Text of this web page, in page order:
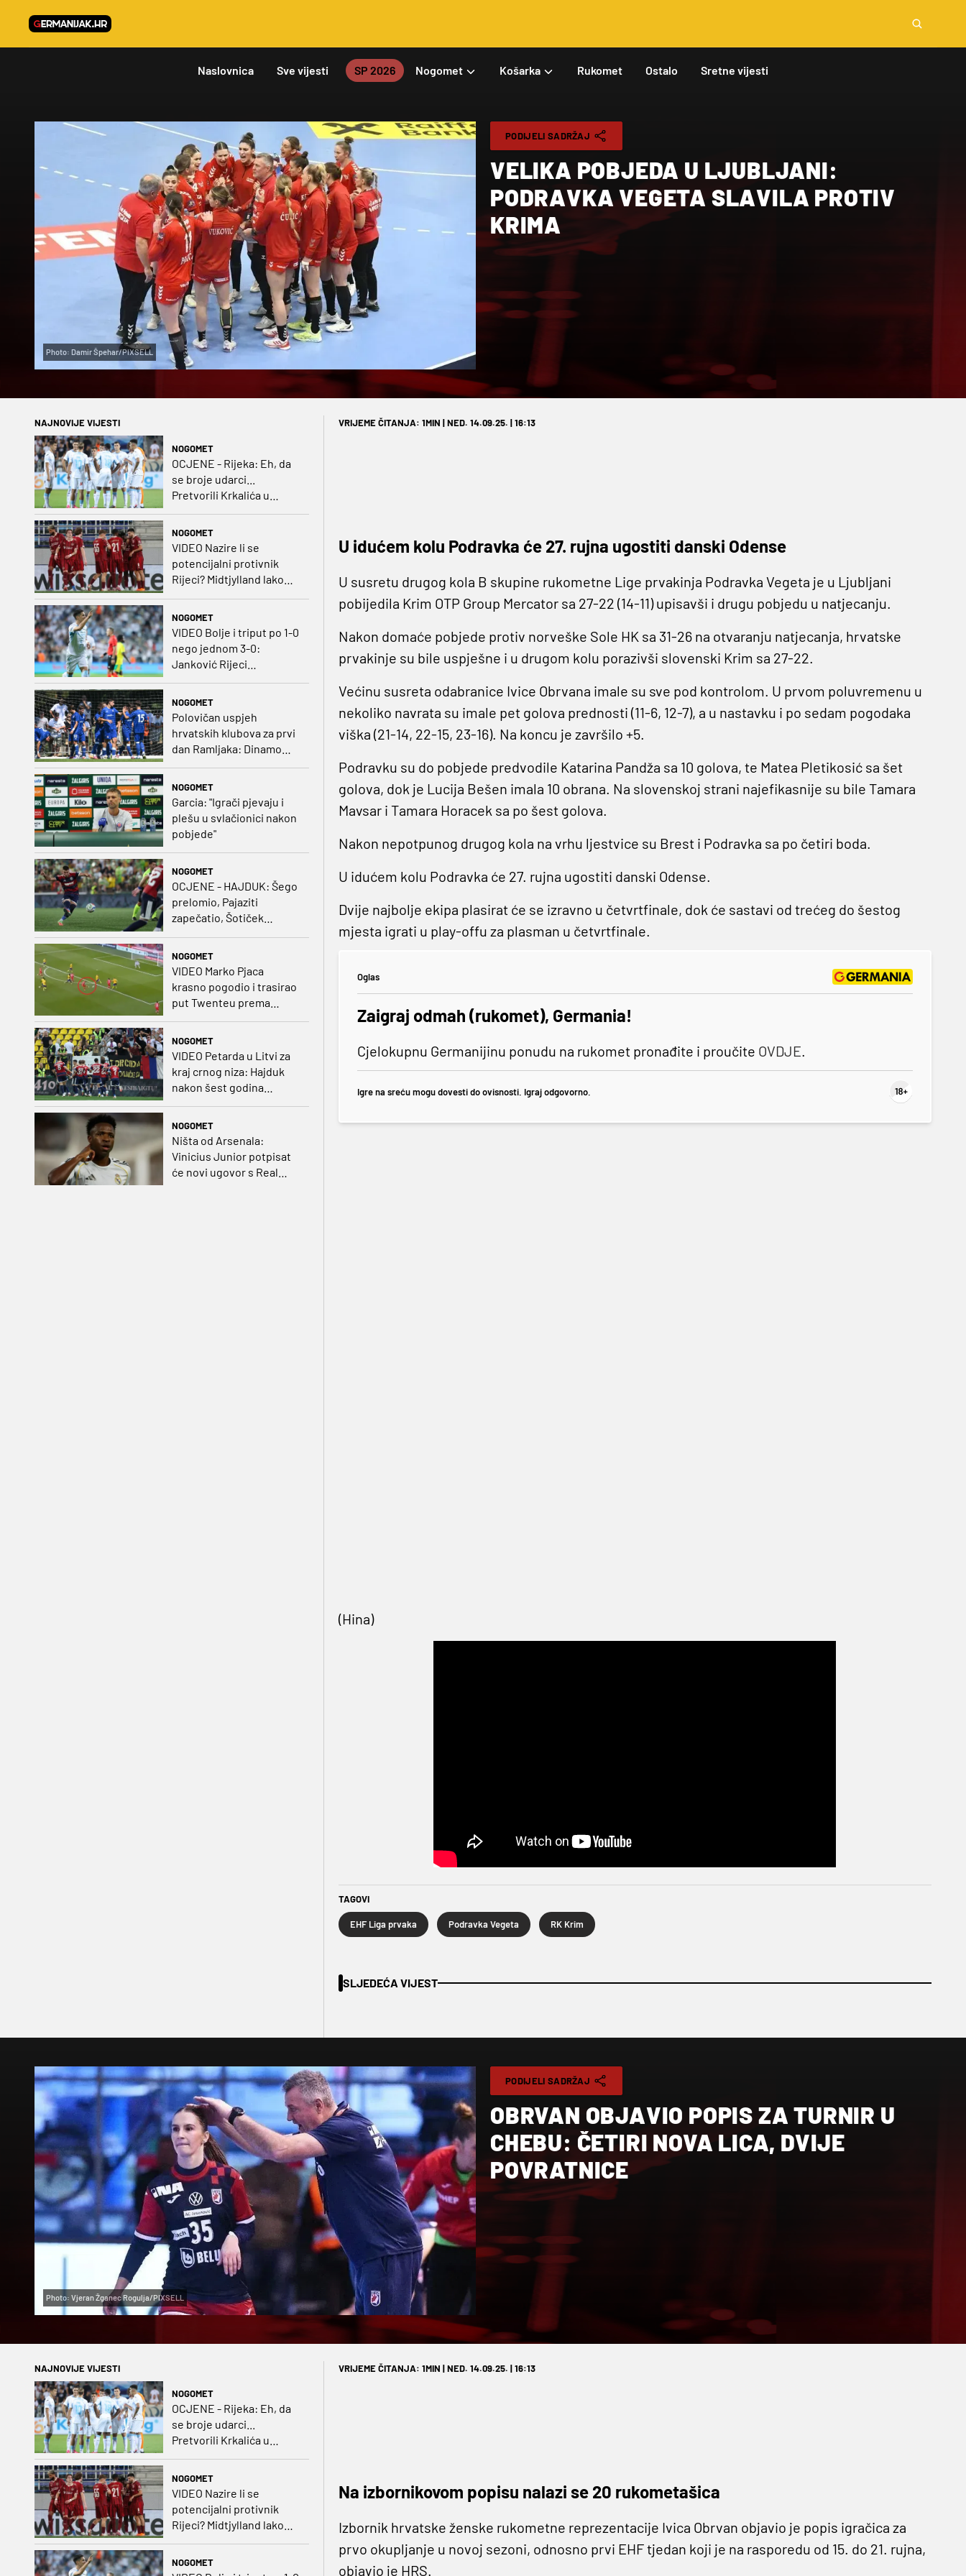
Naslovnica Sve vijesti SP 2026 Nogomet Košarka Rukomet Ostalo Sretne vijesti
Photo: Damir Špehar/PIXSELL
PODIJELI SADRŽAJ
VELIKA POBJEDA U LJUBLJANI:
PODRAVKA VEGETA SLAVILA PROTIV
KRIMA
NAJNOVIJE VIJESTI
NOGOMET
OCJENE - Rijeka: Eh, da
se broje udarci...
Pretvorili Krkalića u
NOGOMET
VIDEO Nazire li se
potencijalni protivnik
Rijeci? Midtjylland lako
NOGOMET
VIDEO Bolje i triput po 1-0
nego jednom 3-0:
Janković Rijeci
projektilom donio slavlje
protivnika
NOGOMET
Polovičan uspjeh
hrvatskih klubova za prvi
dan Ramljaka: Dinamo
poražen od Juventusa,
NOGOMET
Garcia: "Igrači pjevaju i
plešu u svlačionici nakon
pobjede"
NOGOMET
OCJENE - HAJDUK: Šego
prelomio, Pajaziti
zapečatio, Šotiček
NOGOMET
VIDEO Marko Pjaca
krasno pogodio i trasirao
put Twenteu prema
važnoj pobjedi
NOGOMET
VIDEO Petarda u Litvi za
kraj crnog niza: Hajduk
nakon šest godina
NOGOMET
Ništa od Arsenala:
Vinicius Junior potpisat
će novi ugovor s Real
VRIJEME ČITANJA: 1MIN | NED. 14.09.25. | 16:13
U idućem kolu Podravka će 27. rujna ugostiti danski Odense
U susretu drugog kola B skupine rukometne Lige prvakinja Podravka Vegeta je u Ljubljani
pobijedila Krim OTP Group Mercator sa 27-22 (14-11) upisavši i drugu pobjedu u natjecanju.
Nakon domaće pobjede protiv norveške Sole HK sa 31-26 na otvaranju natjecanja, hrvatske
prvakinje su bile uspješne i u drugom kolu porazivši slovenski Krim sa 27-22.
Većinu susreta odabranice Ivice Obrvana imale su sve pod kontrolom. U prvom poluvremenu u
nekoliko navrata su imale pet golova prednosti (11-6, 12-7), a u nastavku i po sedam pogodaka
viška (21-14, 22-15, 23-16). Na koncu je završilo +5.
Podravku su do pobjede predvodile Katarina Pandža sa 10 golova, te Matea Pletikosić sa šet
golova, dok je Lucija Bešen imala 10 obrana. Na slovenskoj strani najefikasnije su bile Tamara
Mavsar i Tamara Horacek sa po šest golova.
Nakon nepotpunog drugog kola na vrhu ljestvice su Brest i Podravka sa po četiri boda.
U idućem kolu Podravka će 27. rujna ugostiti danski Odense.
Dvije najbolje ekipa plasirat će se izravno u četvrtfinale, dok će sastavi od trećeg do šestog
mjesta igrati u play-offu za plasman u četvrtfinale.
Oglas
Zaigraj odmah (rukomet), Germania!
Cjelokupnu Germanijinu ponudu na rukomet pronađite i proučite OVDJE.
Igre na sreću mogu dovesti do ovisnosti. Igraj odgovorno.
(Hina)
TAGOVI
EHF Liga prvaka Podravka Vegeta RK Krim
SLJEDEĆA VIJEST
Photo: Vjeran Žganec Rogulja/PIXSELL
PODIJELI SADRŽAJ
OBRVAN OBJAVIO POPIS ZA TURNIR U
CHEBU: ČETIRI NOVA LICA, DVIJE
POVRATNICE
NAJNOVIJE VIJESTI
NOGOMET
OCJENE - Rijeka: Eh, da
se broje udarci...
Pretvorili Krkalića u
junaka, a izlet na uzvrat u
NOGOMET
VIDEO Nazire li se
potencijalni protivnik
Rijeci? Midtjylland lako
NOGOMET
VRIJEME ČITANJA: 1MIN | NED. 14.09.25. | 16:13
Na izbornikovom popisu nalazi se 20 rukometašica
Izbornik hrvatske ženske rukometne reprezentacije Ivica Obrvan objavio je popis igračica za
prvo okupljanje u novoj sezoni, odnosno prvi EHF tjedan koji je na rasporedu od 15. do 21. rujna,
objavio je HRS.